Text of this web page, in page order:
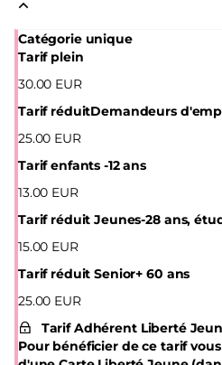
de Séville, Lucía La Bronce vole
ailes, portée par un sens unique
présence scénique magnétique.
Catégorie unique
Tarif plein
30.00 EUR
Tarif réduitDemandeurs
25.00 EUR
Tarif enfants -12 ans
13.00 EUR
Tarif réduit Jeunes-28 ans,
15.00 EUR
Tarif réduit Senior+ 60 ans
25.00 EUR
Tarif Adhérent Liberté
Pour bénéficier de ce tarif